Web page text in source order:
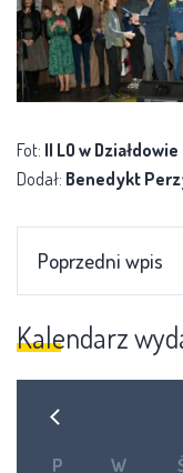
Fot: II LO w Działdowie
Dodał: Benedykt
Poprzedni wpis
Kalendarz
P W